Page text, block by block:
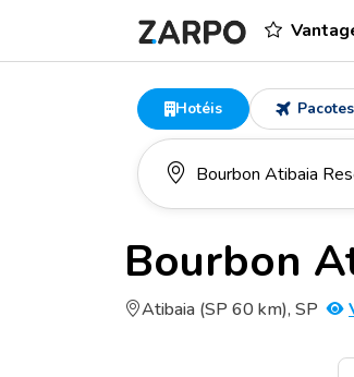
Hotéis Pacotes
Bourbon
Atibaia (SP 60 km), SP